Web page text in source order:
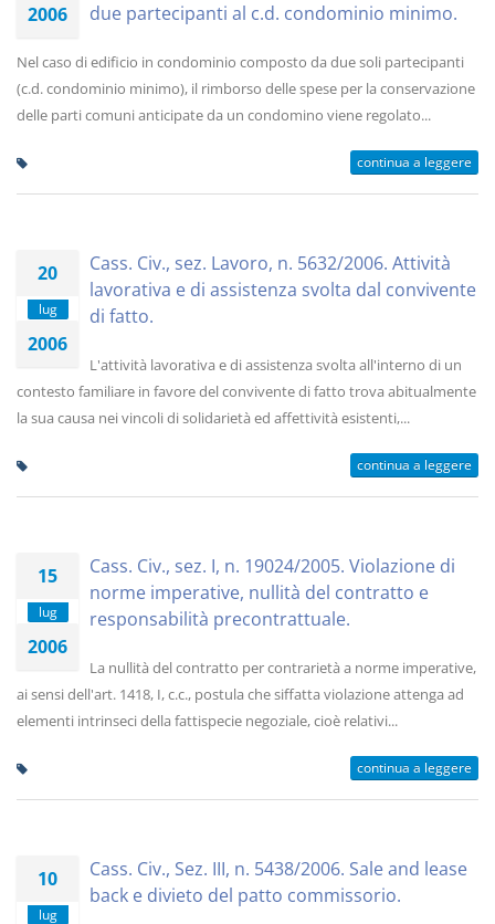
2006
due partecipanti al c.d. condominio minimo.
Nel caso di edificio in condominio composto da due soli partecipanti
(c.d. condominio minimo), il rimborso delle spese per la conservazione
delle parti comuni anticipate da un condomino viene regolato...
continua a leggere
20
lug
2006
Cass. Civ., sez. Lavoro, n. 5632/2006. Attività
lavorativa e di assistenza svolta dal convivente
di fatto.
L'attività lavorativa e di assistenza svolta all'interno di un
contesto familiare in favore del convivente di fatto trova abitualmente
la sua causa nei vincoli di solidarietà ed affettività esistenti,...
continua a leggere
15
lug
2006
Cass. Civ., sez. I, n. 19024/2005. Violazione di
norme imperative, nullità del contratto e
responsabilità precontrattuale.
La nullità del contratto per contrarietà a norme imperative,
ai sensi dell'art. 1418, I, c.c., postula che siffatta violazione attenga ad
elementi intrinseci della fattispecie negoziale, cioè relativi...
continua a leggere
10
lug
Cass. Civ., Sez. III, n. 5438/2006. Sale and lease
back e divieto del patto commissorio.